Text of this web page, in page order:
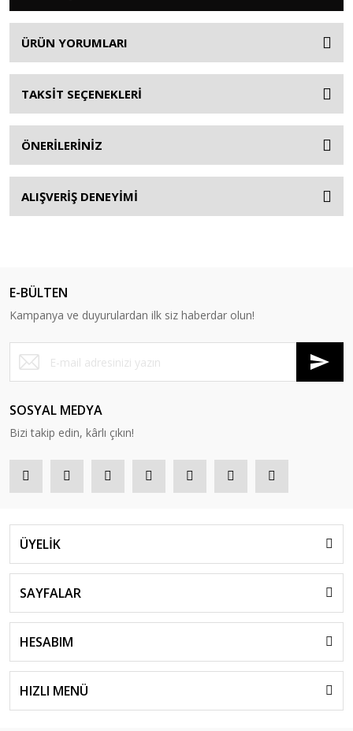
ÜRÜN YORUMLARI
TAKSİT SEÇENEKLERİ
ÖNERİLERİNİZ
ALIŞVERİŞ DENEYİMİ
E-BÜLTEN
Kampanya ve duyurulardan ilk siz haberdar olun!
SOSYAL MEDYA
Bizi takip edin, kârlı çıkın!
ÜYELİK
SAYFALAR
HESABIM
HIZLI MENÜ